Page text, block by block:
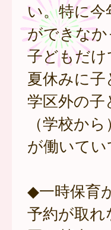
い。特に
ができな
子どもだ
夏休みに
学区外の
（学校か
が働いて
◆一時保育
予約が取